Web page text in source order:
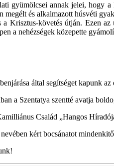
gyümölcsei annak jelei, hogy a
és alkalmazott húsvéti
Krisztus-követés útján. Ezen
a nehézségek közepette
által segítséget kapunk
a Szentatya szentté avatja
Család „Hangos
kért bocsánatot